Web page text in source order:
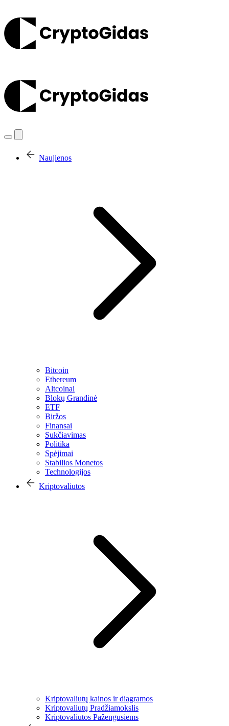
Naujienos
Bitcoin
Ethereum
Altcoinai
Blokų Grandinė
ETF
Biržos
Finansai
Sukčiavimas
Politika
Spėjimai
Stabilios Monetos
Technologijos
Kriptovaliutos
Kriptovaliutų kainos ir diagramos
Kriptovaliutų Pradžiamokslis
Kriptovaliutos Pažengusiems